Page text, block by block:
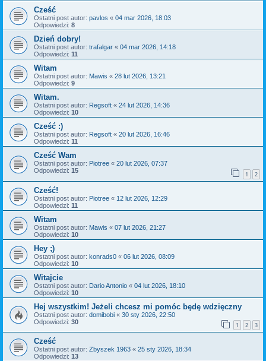
Cześć
Ostatni post autor: pavlos « 04 mar 2026, 18:03
Odpowiedzi: 8
Dzień dobry!
Ostatni post autor: trafalgar « 04 mar 2026, 14:18
Odpowiedzi: 11
Witam
Ostatni post autor: Mawis « 28 lut 2026, 13:21
Odpowiedzi: 9
Witam.
Ostatni post autor: Regsoft « 24 lut 2026, 14:36
Odpowiedzi: 10
Cześć :)
Ostatni post autor: Regsoft « 20 lut 2026, 16:46
Odpowiedzi: 11
Cześć Wam
Ostatni post autor: Piotree « 20 lut 2026, 07:37
Odpowiedzi: 15 1 2
Cześć!
Ostatni post autor: Piotree « 12 lut 2026, 12:29
Odpowiedzi: 11
Witam
Ostatni post autor: Mawis « 07 lut 2026, 21:27
Odpowiedzi: 10
Hey ;)
Ostatni post autor: konrads0 « 06 lut 2026, 08:09
Odpowiedzi: 10
Witajcie
Ostatni post autor: Dario Antonio « 04 lut 2026, 18:10
Odpowiedzi: 10
Hej wszystkim! Jeżeli chcesz mi pomóc będę wdzięczny
Ostatni post autor: domibobi « 30 sty 2026, 22:50
Odpowiedzi: 30 1 2 3
Cześć
Ostatni post autor: Zbyszek 1963 « 25 sty 2026, 18:34
Odpowiedzi: 13